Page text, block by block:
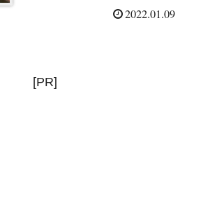
2022.01.09
[PR]